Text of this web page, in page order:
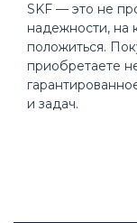
SKF — это не
надежности, на
положиться.
приобретаете
и задач.